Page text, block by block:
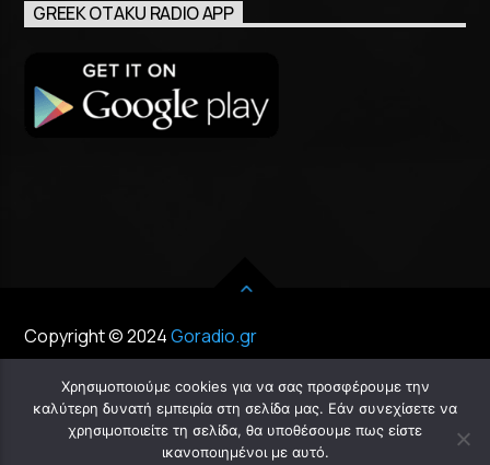
GREEK OTAKU RADIO APP
Copyright © 2024Goradio.gr
Chat
Χρησιμοποιούμε cookies για να σας προσφέρουμε την
καλύτερη δυνατή εμπειρία στη σελίδα μας. Εάν συνεχίσετε να
χρησιμοποιείτε τη σελίδα, θα υποθέσουμε πως είστε
ικανοποιημένοι με αυτό.